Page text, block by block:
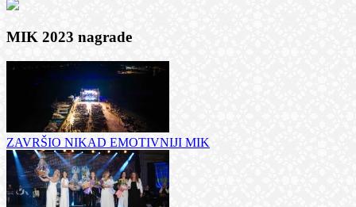
MIK 2023 nagrade
ZAVRŠIO NIKAD EMOTIVNIJI MIK